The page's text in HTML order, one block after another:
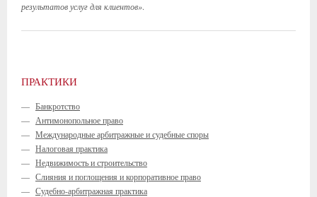
результатов услуг для клиентов».
ПРАКТИКИ
— Банкротство
— Антимонопольное право
— Международные арбитражные и судебные споры
— Налоговая практика
— Недвижимость и строительство
— Слияния и поглощения и корпоративное право
— Судебно-арбитражная практика